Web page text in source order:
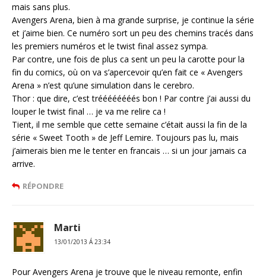
mais sans plus.
Avengers Arena, bien à ma grande surprise, je continue la série
et j’aime bien. Ce numéro sort un peu des chemins tracés dans
les premiers numéros et le twist final assez sympa.
Par contre, une fois de plus ca sent un peu la carotte pour la
fin du comics, où on va s’apercevoir qu’en fait ce « Avengers
Arena » n’est qu’une simulation dans le cerebro.
Thor : que dire, c’est tréééééééés bon ! Par contre j’ai aussi du
louper le twist final … je va me relire ca !
Tient, il me semble que cette semaine c’était aussi la fin de la
série « Sweet Tooth » de Jeff Lemire. Toujours pas lu, mais
j’aimerais bien me le tenter en francais … si un jour jamais ca
arrive.
RÉPONDRE
Marti
13/01/2013 Á 23:34
Pour Avengers Arena je trouve que le niveau remonte, enfin